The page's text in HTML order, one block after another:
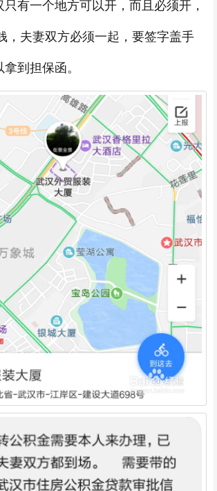
有一个地方可以开，而且必须开，
，夫妻双方必须一起，要签字盖手
到担保函。